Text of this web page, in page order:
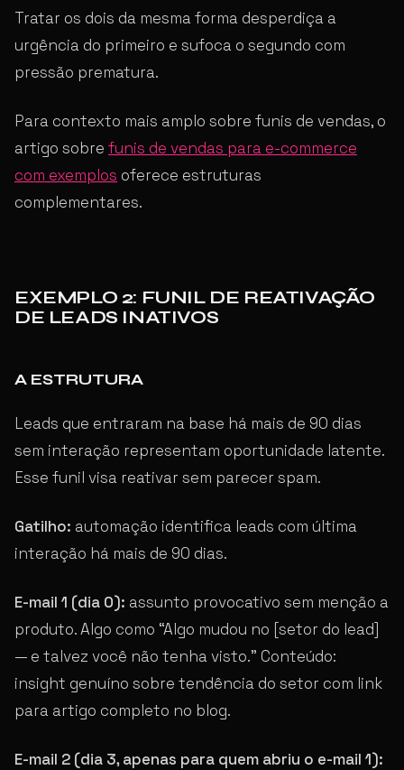
Tratar os dois da mesma forma desperdiça a
urgência do primeiro e sufoca o segundo com
pressão prematura.
Para contexto mais amplo sobre funis de vendas, o
artigo sobre funis de vendas para e-commerce
com exemplos oferece estruturas
complementares.
EXEMPLO 2: FUNIL DE REATIVAÇÃO
DE LEADS INATIVOS
A ESTRUTURA
Leads que entraram na base há mais de 90 dias
sem interação representam oportunidade latente.
Esse funil visa reativar sem parecer spam.
Gatilho: automação identifica leads com última
interação há mais de 90 dias.
E-mail 1 (dia 0): assunto provocativo sem menção a
produto. Algo como “Algo mudou no [setor do lead]
— e talvez você não tenha visto.” Conteúdo:
insight genuíno sobre tendência do setor com link
para artigo completo no blog.
E-mail 2 (dia 3, apenas para quem abriu o e-mail 1):